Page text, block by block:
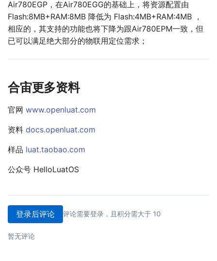
Air780EGP，在Air780EGG的基础上，将资源配置由
Flash:8MB+RAM:8MB 降低为 Flash:4MB+RAM:4MB ，
相应的，其支持的功能也将下降为跟Air780EPM一致，但
已可以满足绝大部分的物联用定位需求；
合宙更多资料
官网 www.openluat.com
资料 docs.openluat.com
样品 luat.taobao.com
公众号 HelloLuatOS
登录后评论 评论需要登录，且积分需大于 10
暂无评论